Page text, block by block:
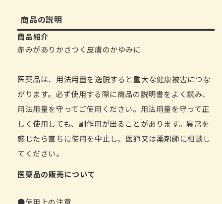
商品の説明
商品紹介
赤みがありかさつく皮膚のかゆみに
医薬品は、用法用量を逸脱すると重大な健康被害につな
がります。必ず使用する際に商品の説明書をよく読み、
用法用量を守ってご使用ください。用法用量を守って正
しく使用しても、副作用が出ることがあります。異常を
感じたら直ちに使用を中止し、医師又は薬剤師に相談し
てください。
医薬品の販売について
●使用上の注意